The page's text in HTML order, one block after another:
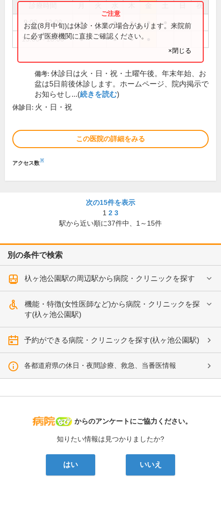
祝
9:00～12:00 ● ● ● ●
15:00～18:00 ● ● ●
お盆(8月中旬)は休診・休業の場合があります。来院前
に必ず医療機関に直接ご確認ください。
×閉じる
備考: 休診日は火・日・祝・土曜午後。年末年始、お
盆は5日前後休診します。ホームページ、院内掲示で
お知らせし...(続きを読む)
休診日: 火・日・祝
この医院の詳細をみる
アクセス数※
次の15件を表示
1 2 3
駅から近い順に37件中、 1～15件
別の条件で検索
杁ヶ池公園駅の周辺駅から病院・クリニックを探す
機能・特徴(女性医師など)から病院・クリニックを探
す(杁ヶ池公園駅)
予約ができる病院・クリニックを探す(杁ヶ池公園駅)
各都道府県の休日・夜間診療、救急、当番医情報
病院なび
からのアンケートにご協力ください。
知りたい情報は見つかりましたか?
はい いいえ